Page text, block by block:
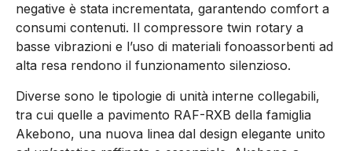
negative è stata incrementata, garantendo comfort a
consumi contenuti. Il compressore twin rotary a
basse vibrazioni e l’uso di materiali fonoassorbenti ad
alta resa rendono il funzionamento silenzioso.
Diverse sono le tipologie di unità interne collegabili,
tra cui quelle a pavimento RAF-RXB della famiglia
Akebono, una nuova linea dal design elegante unito